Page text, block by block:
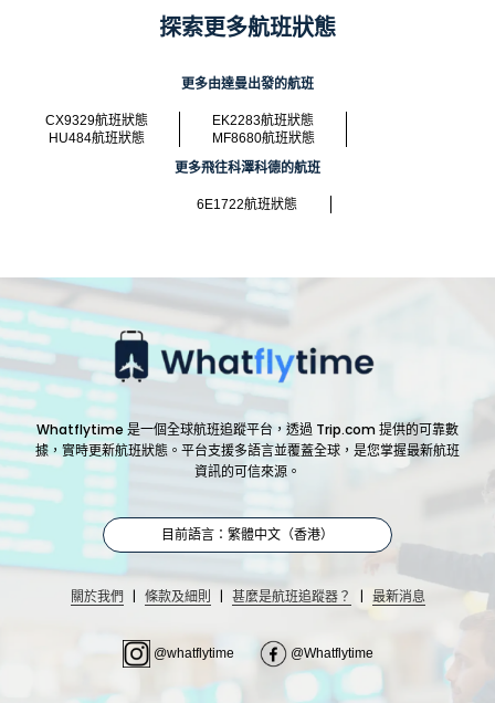
探索更多航班狀態
更多由達曼出發的航班
CX9329航班狀態
EK2283航班狀態
HU484航班狀態
MF8680航班狀態
更多飛往科澤科德的航班
6E1722航班狀態
Whatflytime 是一個全球航班追蹤平台，透過 Trip.com 提供的可靠數
據，實時更新航班狀態。平台支援多語言並覆蓋全球，是您掌握最新航班
資訊的可信來源。
目前語言：繁體中文（香港）
關於我們 | 條款及細則 | 甚麼是航班追蹤器？ | 最新消息
@whatflytime @Whatflytime